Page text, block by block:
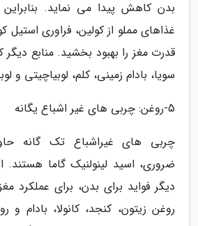
بدن کاهش پیدا می نماید.
غذاهای مملو از کولین، فراوری استیل
قدرت مغز را بهبود بخشید. منابع دیگر
سویا، بادام زمینی، کلم، لوبیاچیتی و
5-روغن: چربی های غیر اشباع یگانه
چربی های غیراشباع تک گانه
ضروری، اسید لینولنیک گاما هستند.
دیگر فواید برای بدن، برای عملکرد
روغن زیتون، کنجد، کانولا، بادام